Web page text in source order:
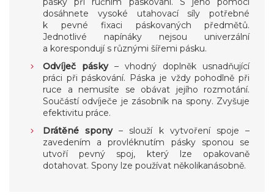
dosáhnete vysoké utahovací síly potřebné
k pevné fixaci páskovaných předmětů.
Jednotlivé napínáky nejsou univerzální
a korespondují s různými šířemi pásku.
Odvíječ pásky– vhodný doplněk usnadňující
práci při páskování. Páska je vždy pohodlně při
ruce a nemusíte se obávat jejího rozmotání.
Součástí odvíječe je zásobník na spony. Zvyšuje
efektivitu práce.
Drátěné spony– slouží k vytvoření spoje –
zavedením a provléknutím pásky sponou se
utvoří pevný spoj, který lze opakovaně
dotahovat. Spony lze používat několikanásobně.